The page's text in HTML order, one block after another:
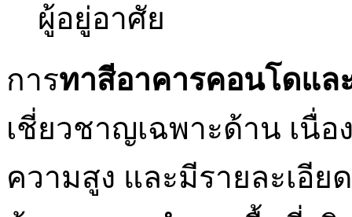
ผู้อยู่อาศัย
การทาสีอาคารคอนโดแล
เชี่ยวชาญเฉพาะด้าน เนื่
ความสูง และมีรายละเอี